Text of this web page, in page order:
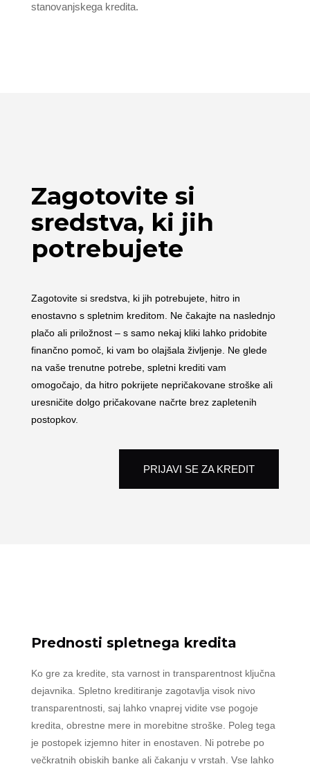
stanovanjskega kredita.
Zagotovite si
sredstva, ki jih
potrebujete
Zagotovite si sredstva, ki jih potrebujete, hitro in
enostavno s spletnim kreditom. Ne čakajte na naslednjo
plačo ali priložnost – s samo nekaj kliki lahko pridobite
finančno pomoč, ki vam bo olajšala življenje. Ne glede
na vaše trenutne potrebe, spletni krediti vam
omogočajo, da hitro pokrijete nepričakovane stroške ali
uresničite dolgo pričakovane načrte brez zapletenih
postopkov.
PRIJAVI SE ZA KREDIT
Prednosti spletnega kredita
Ko gre za kredite, sta varnost in transparentnost ključna
dejavnika. Spletno kreditiranje zagotavlja visok nivo
transparentnosti, saj lahko vnaprej vidite vse pogoje
kredita, obrestne mere in morebitne stroške. Poleg tega
je postopek izjemno hiter in enostaven. Ni potrebe po
večkratnih obiskih banke ali čakanju v vrstah. Vse lahko